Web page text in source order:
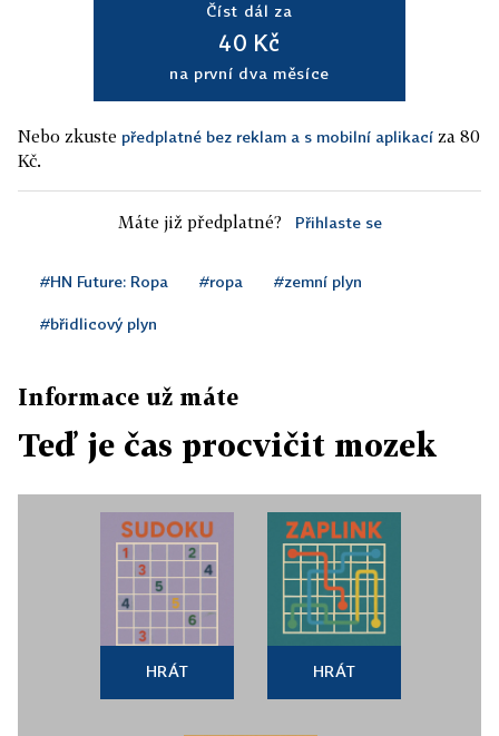
Číst dál za
40 Kč
na první dva měsíce
Nebo zkuste předplatné bez reklam a s mobilní aplikací za 80
Kč.
Máte již předplatné? Přihlaste se
#HN Future: Ropa #ropa #zemní plyn
#břidlicový plyn
Informace už máte
Teď je čas procvičit mozek
HRÁT HRÁT